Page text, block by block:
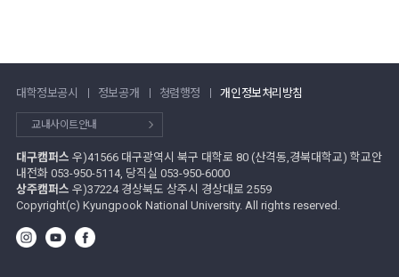
대학정보공시 정보공개 청렴행정 개인정보처리방침
교내사이트안내
대구캠퍼스 우)41566 대구광역시 북구 대학로 80 (산격동,경북대학교) 학교안
내전화 053-950-5114, 당직실 053-950-6000
상주캠퍼스 우)37224 경상북도 상주시 경상대로 2559
Copyright(c) Kyungpook National University. All rights reserved.